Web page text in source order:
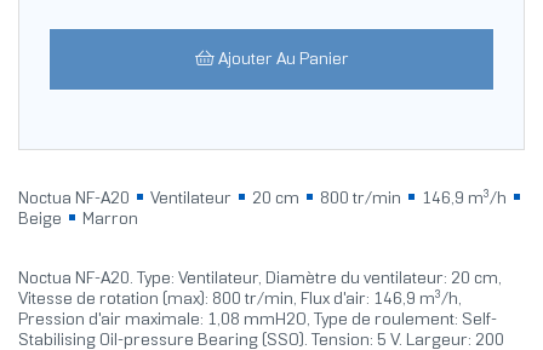
Ajouter Au Panier
Noctua NF-A20 Ventilateur 20 cm 800 tr/min
146,9 m³/h
Beige
Marron
Noctua NF-A20. Type: Ventilateur, Diamètre du ventilateur: 20 cm,
Vitesse de rotation (max): 800 tr/min, Flux d'air: 146,9 m³/h,
Pression d'air maximale: 1,08 mmH2O, Type de roulement: Self-
Stabilising Oil-pressure Bearing (SSO). Tension: 5 V. Largeur: 200